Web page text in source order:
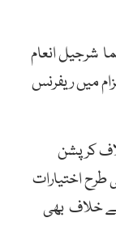
شرجیل انعام
میں ریفرنس
کرپشن
طرح اختیارات
کے خلاف بھی